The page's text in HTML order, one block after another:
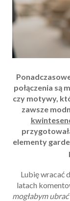
połączenia są
czy motywy,
zawsze
elementy
Lubię wracać
latach
mogłabym